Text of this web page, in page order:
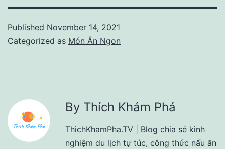
Published November 14, 2021
Categorized as Món Ăn Ngon
By Thích Khám Phá
ThichKhamPha.TV | Blog chia sẻ kinh
nghiệm du lịch tự túc, công thức nấu ăn